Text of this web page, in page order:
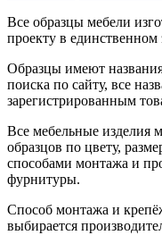
Все образцы мебели
проекту в единственном
Образцы имеют
поиска по сайту, все
зарегистрированным
Все мебельные изделия
образцов по цвету,
способами монтажа и
фурнитуры.
Способ монтажа и
выбирается